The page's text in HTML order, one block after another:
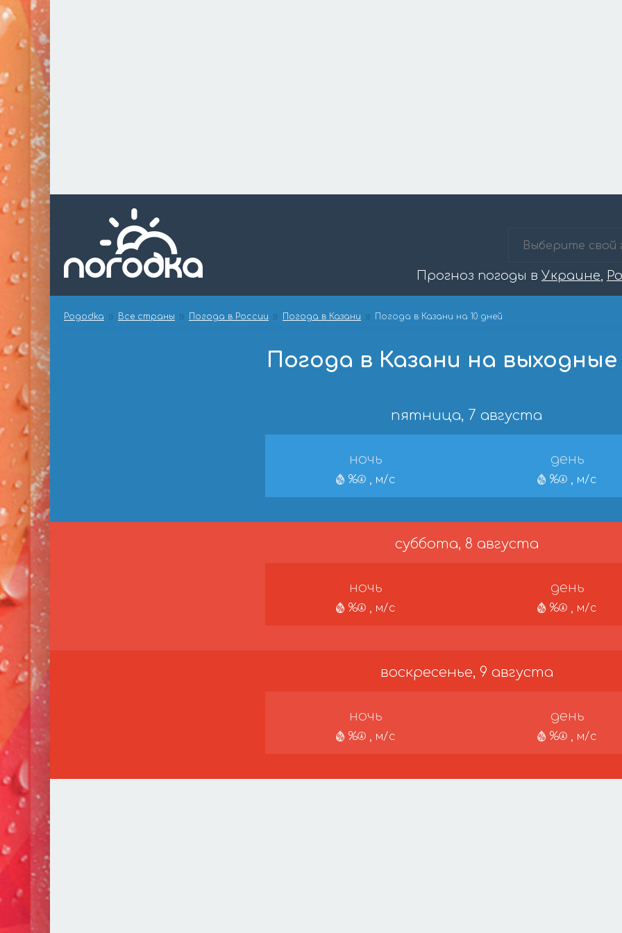
Прогноз погоды в Украине,
Pogodka Все страны Погода в России Погода в Казани Погода в Казани на 10 дней
Погода в Казани на
пятница, 7 августа
ночь
% , м/с
день
% , м/с
суббота, 8 августа
ночь
% , м/с
день
% , м/с
воскресенье, 9 августа
ночь
% , м/с
день
% , м/с